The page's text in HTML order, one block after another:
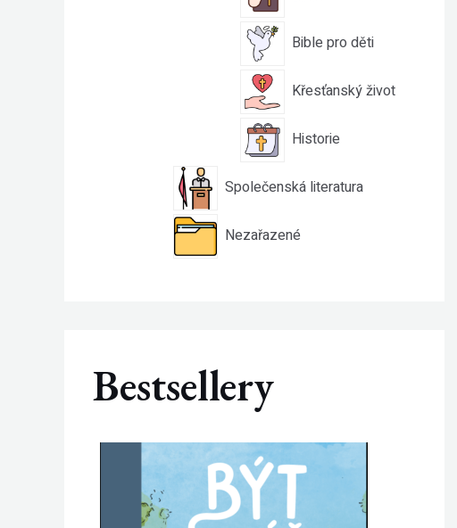
Bible pro děti
Křesťanský život
Historie
Společenská literatura
Nezařazené
Bestsellery